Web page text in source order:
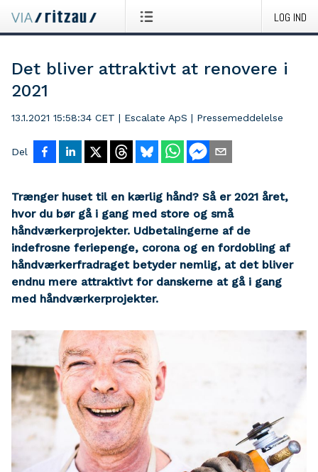
LOG IND
Det bliver attraktivt at renovere i
2021
13.1.2021 15:58:34 CET | Escalate ApS | Pressemeddelelse
Del
Trænger huset til en kærlig hånd? Så er 2021 året,
hvor du bør gå i gang med store og små
håndværkerprojekter. Udbetalingerne af de
indefrosne feriepenge, corona og en fordobling af
håndværkerfradraget betyder nemlig, at det bliver
endnu mere attraktivt for danskerne at gå i gang
med håndværkerprojekter.